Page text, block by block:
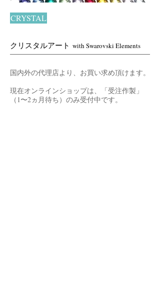
CRYSTAL
クリスタルアート with Swarovski Elements
国内外の代理店より、お買い求め頂けます。
現在オンラインショップは、「受注作製」
（1〜2ヵ月待ち）のみ受付中です。